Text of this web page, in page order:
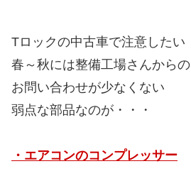
Tロックの中古車で注意したい
春～秋には整備工場さんからの
お問い合わせが少なくない
弱点な部品なのが・・・
・エアコンのコンプレッサー